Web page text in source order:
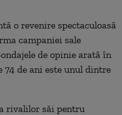
o revenire spectaculoasă
campaniei sale
de opinie arată în
de ani este unul dintre
rivalilor săi pentru